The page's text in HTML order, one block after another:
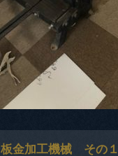
板金加工機械 その１